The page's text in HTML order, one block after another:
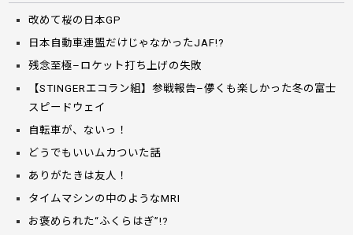
改めて桜の日本GP
日本自動車連盟だけじゃなかったJAF!?
残念至極–ロケット打ち上げの失敗
【STINGERエコラン組】参戦報告–儚くも楽しかった冬の富士
スピードウェイ
自転車が、ないっ！
どうでもいいムカついた話
ありがたきは友人！
タイムマシンの中のようなMRI
お褒められた“ふくらはぎ”!?